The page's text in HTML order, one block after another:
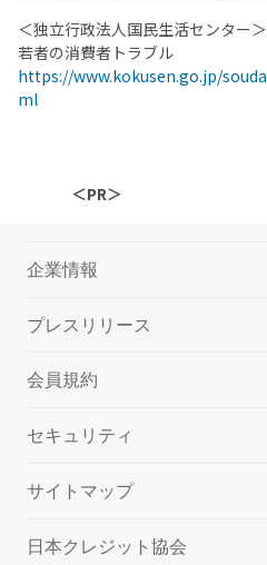
＜独立行政法人国民生活センター＞
若者の消費者トラブル
https://www.kokusen.go.jp/
ml
＜PR＞
企業情報
プレスリリース
会員規約
セキュリティ
サイトマップ
日本クレジット協会